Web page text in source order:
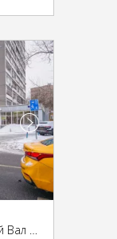
ВАО, г Москва, Сокольнический Вал ул., 22